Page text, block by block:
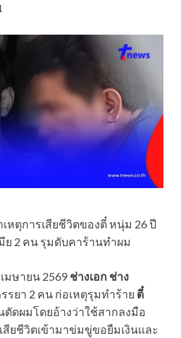
หตุการเสียชีวิตของตี๋ หนุ่ม 26 ปี
ย 2 คน รุมดับคาร้านทำผม
มษายน 2569 ช่างเอก ช่าง
รยา 2 คน ก่อเหตุรุมทำร้าย ตี๋
ตัดผมโดยอ้างว่าใช้สากลงมือ
สียชีวิตเข้ามาข่มขู่ขอยืมเงินและ